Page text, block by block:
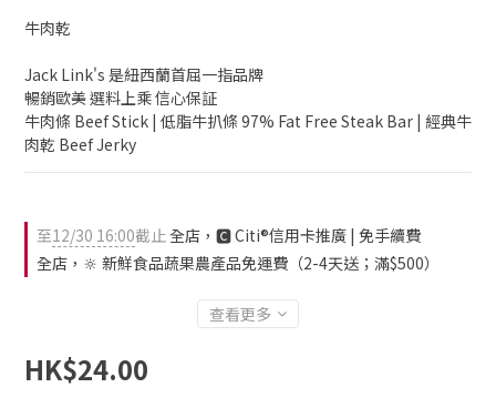
牛肉乾
Jack Link's 是紐西蘭首屈一指品牌
暢銷歐美 選料上乘 信心保証
牛肉條 Beef Stick | 低脂牛扒條 97% Fat Free Steak Bar | 經典牛
肉乾 Beef Jerky
至12/30 16:00截止全店，🅲 Citi®信用卡推廣 | 免手續費
全店，🔆 新鮮食品蔬果農產品免運費（2-4天送；滿$500）
查看更多
HK$24.00